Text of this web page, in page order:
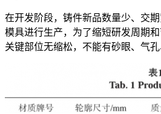
在开发阶段，铸件新品数量少、交
模具进行生产，为了缩短研发周期
关键部位无缩松，不能有砂眼、气